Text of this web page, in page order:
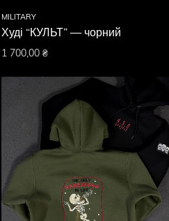
MILITARY
Худі “КУЛЬТ” — чорний
1 700,00 ₴